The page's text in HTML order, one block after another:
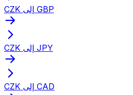
CZK إلى GBP
CZK إلى JPY
CZK إلى CAD